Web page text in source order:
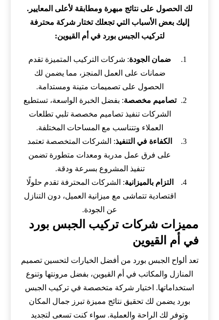
لك الحصول على نتائج مبهرة ومطابقة لأعلى المعايير.
إليك بعض الأسباب التي تجعلك تختار شركة محترفة
لتركيب الجبس بورد في أم القيوين:
ضمان الجودة: شركات التركيب المتميزة تقدم
ضمانات على العمل المنجز، مما يضمن لك
الحصول على تصميمات متينة ومستدامة.
تصاميم مخصصة: بفضل الخبرة الواسعة، تستطيع
الشركات تنفيذ تصاميم مخصصة تلبي تطلعات
العملاء وتتناسب مع المساحات المختلفة.
الكفاءة في التنفيذ: الشركات المتخصصة تعتمد
على فرق عمل مدربة ومعدات متطورة تضمن
تنفيذ المشروع بسرعة ودقة.
التزام بالميزانية: الشركات المحترفة تقدم حلولًا
اقتصادية تتماشى مع ميزانية العميل، دون التنازل
عن الجودة.
مميزات شركات تركيب الجبس بورد
في أم القيوين
تعد ألواح الجبس بورد من أفضل الخيارات لتحسين تصميم
المنازل والمكاتب في أم القيوين، بفضل مرونتها وتنوع
استخداماتها. اختيار شركة متخصصة في تركيب الجبس
بورد يضمن لك تحقيق نتائج مميزة تبرز جمال المكان
وتوفر لك الراحة والعملية. سواء كنت تسعى لتجديد